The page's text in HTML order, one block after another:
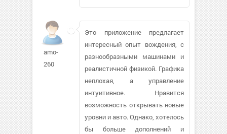
amo-
260
Это приложение предлагает
интересный опыт вождения, с
разнообразными машинами и
реалистичной физикой. Графика
неплохая, а управление
интуитивное. Нравится
возможность открывать новые
уровни и авто. Однако, хотелось
бы больше дополнений и